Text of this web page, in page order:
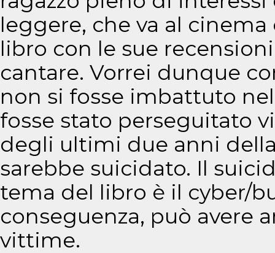
leggere, che va al
libro con le sue
cantare. Vorrei dunque
non si fosse imbattuto
fosse stato perseguitato
degli ultimi due anni
sarebbe suicidato. Il
tema del libro è il cyber/
conseguenza, può avere
vittime.